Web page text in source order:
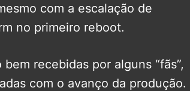
com a escalação de
no primeiro reboot.
recebidas por alguns “fãs”,
com o avanço da produção.